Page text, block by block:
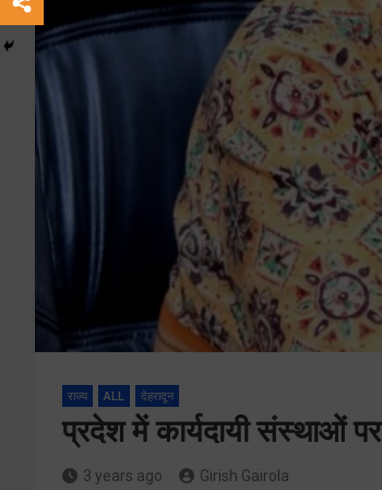
राज्य ALL देहरादून
प्रदेश में कार्यदायी संस्थाओं पर
3 years ago Girish Gairola